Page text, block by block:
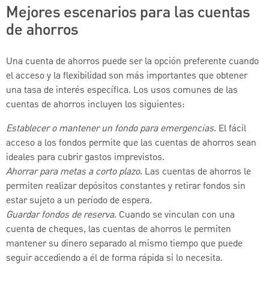
Mejores escenarios para las cuentas
de ahorros
Una cuenta de ahorros puede ser la opción preferente cuando
el acceso y la flexibilidad son más importantes que obtener
una tasa de interés específica. Los usos comunes de las
cuentas de ahorros incluyen los siguientes:
Establecer o mantener un fondo para emergencias. El fácil
acceso a los fondos permite que las cuentas de ahorros sean
ideales para cubrir gastos imprevistos.
Ahorrar para metas a corto plazo. Las cuentas de ahorros le
permiten realizar depósitos constantes y retirar fondos sin
estar sujeto a un período de espera.
Guardar fondos de reserva. Cuando se vinculan con una
cuenta de cheques, las cuentas de ahorros le permiten
mantener su dinero separado al mismo tiempo que puede
seguir accediendo a él de forma rápida si lo necesita.